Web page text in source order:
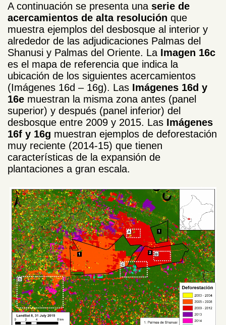
A continuación se presenta una serie de
acercamientos de alta resolución que
muestra ejemplos del desbosque al interior y
alrededor de las adjudicaciones Palmas del
Shanusi y Palmas del Oriente. La Imagen 16c
es el mapa de referencia que indica la
ubicación de los siguientes acercamientos
(Imágenes 16d – 16g). Las Imágenes 16d y
16e muestran la misma zona antes (panel
superior) y después (panel inferior) del
desbosque entre 2009 y 2015. Las Imágenes
16f y 16g muestran ejemplos de deforestación
muy reciente (2014-15) que tienen
características de la expansión de
plantaciones a gran escala.